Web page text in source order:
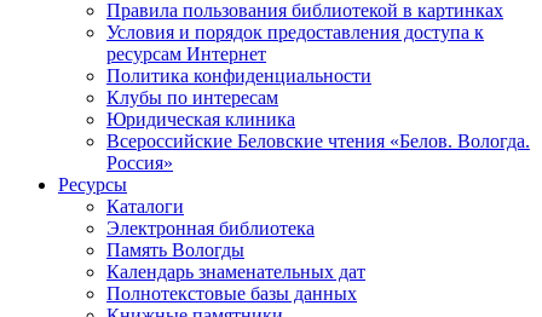
Правила пользования библиотекой в картинках
Условия и порядок предоставления доступа к
ресурсам Интернет
Политика конфиденциальности
Клубы по интересам
Юридическая клиника
Всероссийские Беловские чтения «Белов. Вологда.
Россия»
Ресурсы
Каталоги
Электронная библиотека
Память Вологды
Календарь знаменательных дат
Полнотекстовые базы данных